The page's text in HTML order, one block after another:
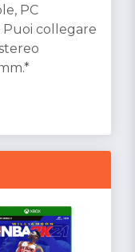
PC
Puoi collegare